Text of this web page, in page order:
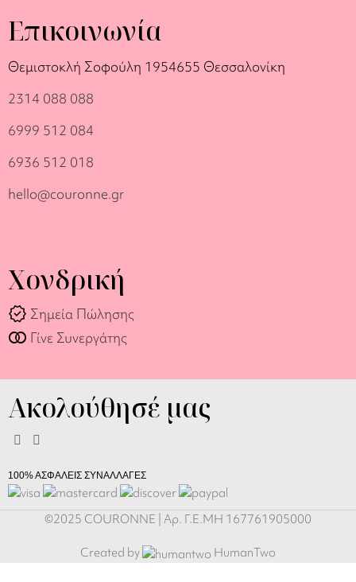
Επικοινωνία
Θεμιστοκλή Σοφούλη 1954655 Θεσσαλονίκη
2314 088 088
6999 512 084
6936 512 018
hello@couronne.gr
Χονδρική
verified Σημεία Πώλησης
join_full Γίνε Συνεργάτης
Ακολούθησέ μας
100% ΑΣΦΑΛΕΙΣ ΣΥΝΑΛΛΑΓΕΣ
©2025 COURONNE | Αρ. Γ.Ε.ΜΗ 167761905000
Created by HumanTwo
Κολιέ